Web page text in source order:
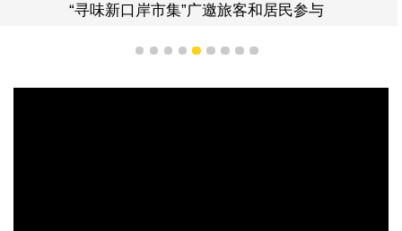
“寻味新口岸市集”广邀旅客和居民参与
1 2 3 4 5 6 7 8 9